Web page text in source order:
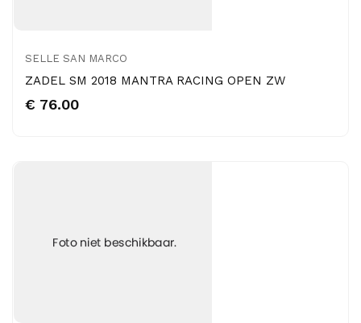
SELLE SAN MARCO
ZADEL SM 2018 MANTRA RACING OPEN ZW
€ 76.00